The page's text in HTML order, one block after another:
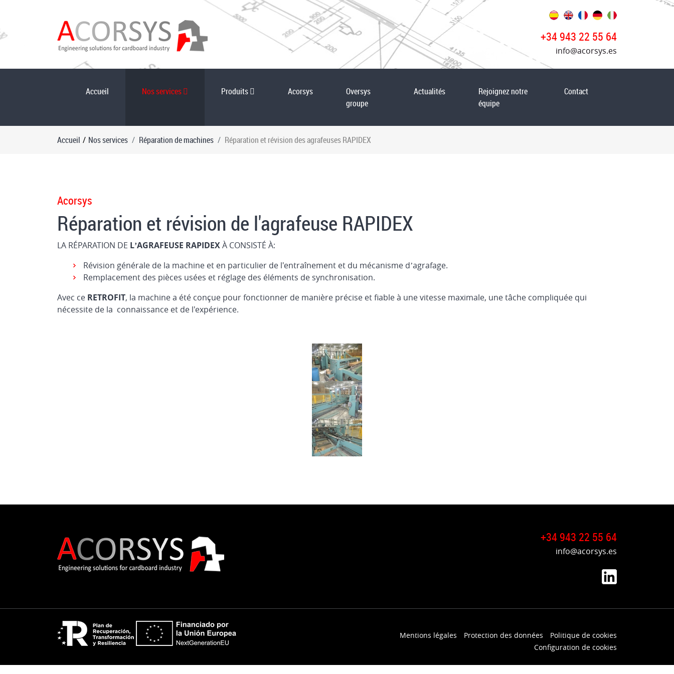
+34 943 22 55 64
info@acorsys.es
Accueil Nos services Produits Acorsys
Oversys
groupe
Actualités
Rejoignez notre
équipe
Contact
Accueil / Nos services Réparation de machines Réparation et révision des agrafeuses RAPIDEX
Acorsys
Réparation et révision de l'agrafeuse RAPIDEX
LA RÉPARATION DE L’AGRAFEUSE RAPIDEXÀ CONSISTÉ À:
Révision générale de la machine et en particulier de l'entraînement et du mécanisme d’agrafage.
Remplacement des pièces usées et réglage des éléments de synchronisation.
Avec ce RETROFIT, la machine a été conçue pour fonctionner de manière précise et fiable à une vitesse maximale, une tâche compliquée qui
nécessite de la connaissance et de l'expérience.
+34 943 22 55 64
info@acorsys.es
Mentions légales Protection des données
Politique de cookies
Configuration de cookies